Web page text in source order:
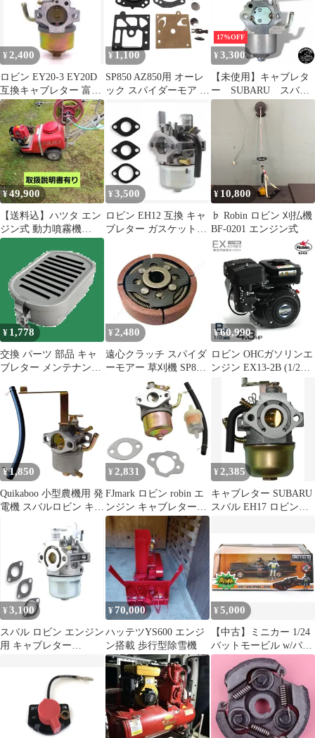
¥ 2,400
ロビン EY20-3 EY20D
互換キャブレター 富士
ロビン ROBIN
¥ 1,100
SP850 AZ850用 オーレ
ック スパイダーモア ワ
ダイヤフラム ７穴 ロビ
ン EC08D
17%OFF
¥ 3,300
【未使用】キャブレタ
ー SUBARU スバ
ル ロビンエンジン
EX27 互換品
¥49,900
【送料込】ハツタ エン
ジン式 動力噴霧機
ACPF825
¥ 3,500
ロビン EH12 互換 キャ
ブレター ガスケットセ
¥ 10,800
♭ Robin ロビン 刈払機
BF-0201 エンジン式
¥ 1,778
交換 パーツ 部品 キャ
ブレター メンテナンス
ン 互換 ロビン (エアフ
ィルター)
¥ 2,480
遠心クラッチ スパイダ
ーモアー 草刈機 SP850
AZ850 ロビン EC08
¥60,990
ロビン OHCガソリンエ
ンジン EX13-2B (1/2減
速型／4.3HP) [空冷4サ
イクル 汎用型エンジン
旧スバルEH12-2B後継
機種]
¥1,850
Quikaboo 小型農機用 発
電機 スバルロビン キャ
EY08 Robin(ロビン）互
換品 スバルロビン用キ
ャブレター ロビン
EY08
¥ 2,831
FJmark ロビン robin エ
ンジン キャブレター
EY15 EY20 227-62450-
10 228-6245、228-
62450-10 互換品
¥ 2,385
キャブレター SUBARU
スバル EH17 ロビンエ
草刈り機 清掃工具 パー
ツ 部品 耕うん機 耕運
機 刈払機 ワルボロ カ
ブ モンキー OHV 4馬力
227-62301-00 227-
62333-00
¥ 3,100
スバル ロビン エンジン
用 キャブレター
¥70,000
ハッテツYS600 エンジ
ン搭載 歩行型除雪機
¥5,000
【中古】ミニカー 1/24
バットモービル w/バッ
トマン＆ロビン 「バッ
トマン クラシックTV
シリーズ」 [JAD98259]